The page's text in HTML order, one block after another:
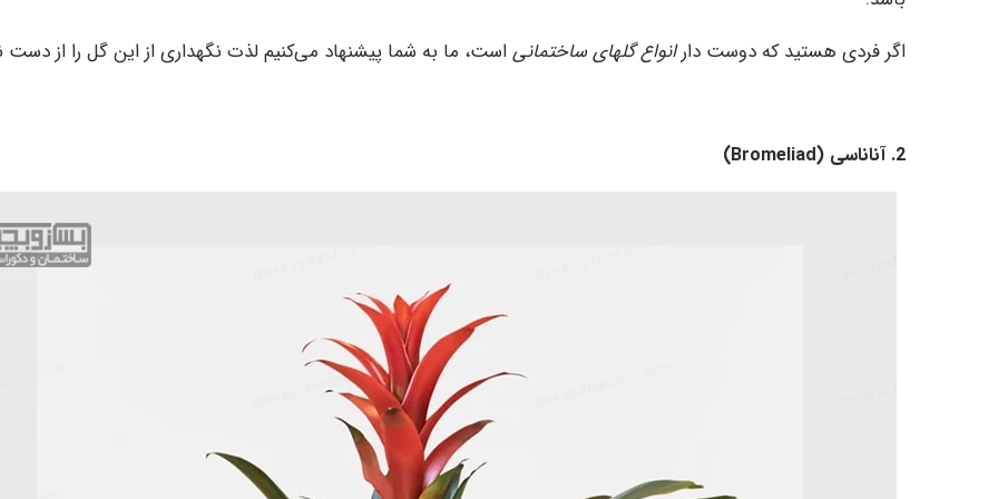
اگر فردی هستید که دوست دارانواع گلهای ساختمانیاست، ما به شما پیشنهاد می‌‌کنیم لذت نگهداری از این گل را از دست
2. آناناسی (Bromeliad)